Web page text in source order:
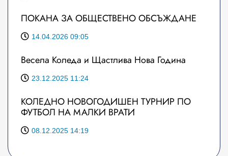
ПОКАНА ЗА ОБЩЕСТВЕНО ОБСЪЖДАНЕ
14.04.2026 09:05
Весела Коледа и Щастлива Нова Година
23.12.2025 11:24
КОЛЕДНО НОВОГОДИШЕН ТУРНИР ПО
ФУТБОЛ НА МАЛКИ ВРАТИ
08.12.2025 14:19